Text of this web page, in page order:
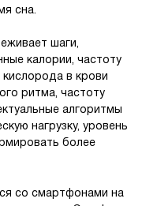
сна.
шаги,
калории, частоту
в крови
ритма, частоту
алгоритмы
нагрузку, уровень
более
со смартфонами на